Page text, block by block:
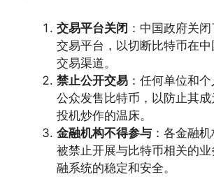
交易平台关闭 ：中国政府关
交易平台，以切断比特币在
交易渠道。
禁止公开交易 ：任何单位和
公众发售比特币，以防止其
投机炒作的温床。
金融机构不得参与 ：各金融
被禁止开展与比特币相关的
融系统的稳定和安全。